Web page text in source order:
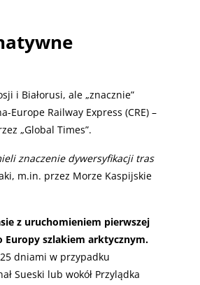
i Białorusi, ale „znacznie”
Railway Express (CRE) –
„Global Times”.
znaczenie dywersyfikacji tras
m.in. przez Morze Kaspijskie
z uruchomieniem pierwszej
Europy szlakiem arktycznym.
dniami w przypadku
Sueski lub wokół Przylądka